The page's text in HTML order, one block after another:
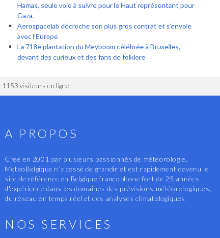
Hamas, seule voie à suivre pour le Haut représentant pour
Gaza.
Aerospacelab décroche son plus gros contrat et s’envole
avec l’Europe
La 718e plantation du Meyboom célébrée à Bruxelles,
devant des curieux et des fans de folklore
1153 visiteurs en ligne
A PROPOS
Créé en 2001 par plusieurs passionnés de météorologie,
MeteoBelgique n'a cessé de grandir et est rapidement devenu le
site de référence en Belgique francophone fort de 25 années
d'expérience dans les domaines des prévisions météorologiques,
du réseau en temps réel et des analyses climatologiques.
NOS SERVICES